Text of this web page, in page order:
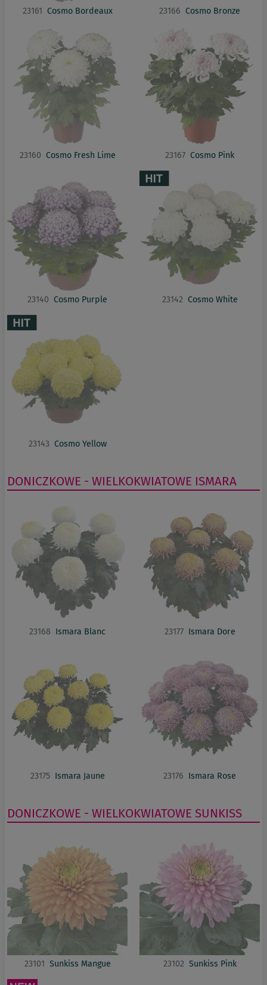
23161 Cosmo Bordeaux 23166 Cosmo Bronze
23160 Cosmo Fresh Lime 23167 Cosmo Pink
23140 Cosmo Purple 23142 Cosmo White
23143 Cosmo Yellow
DONICZKOWE - WIELKOKWIATOWE ISMARA
23168 Ismara Blanc 23177 Ismara Dore
23175 Ismara Jaune 23176 Ismara Rose
DONICZKOWE - WIELKOKWIATOWE SUNKISS
23101 Sunkiss Mangue 23102 Sunkiss Pink